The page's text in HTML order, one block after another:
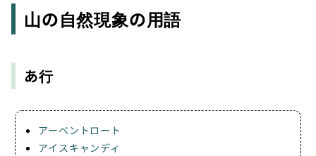
山の自然現象の用語
あ行
アーベントロート
アイスキャンディ